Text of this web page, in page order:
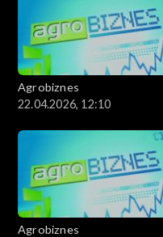
Agrobiznes
22.04.2026, 12:10
Agrobiznes